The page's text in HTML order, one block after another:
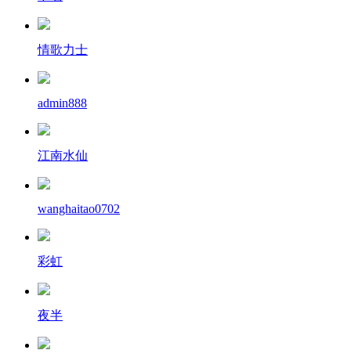
情歌力士
admin888
江南水仙
wanghaitao0702
彩虹
夜半